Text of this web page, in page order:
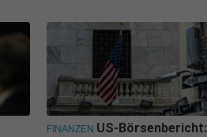
FINANZEN US-Börsenbericht: